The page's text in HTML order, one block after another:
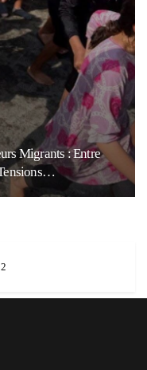
Migrants : Entre